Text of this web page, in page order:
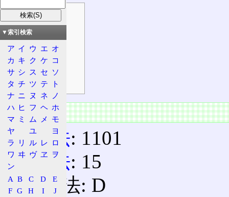
目次
情報
特徴
性質
補足
13に関する語
情報
2進法: 1101
8進法: 15
12進法: D
▼索引検索
ア イ ウ エ オ
カ キ ク ケ コ
サ シ ス セ ソ
タ チ ツ テ
ト
ナ ニ ヌ ネ
ノ
ハ ヒ フ ヘ ホ
マ ミ ム メ
モ
ヤ
ユ
ヨ
ラ
リ ル レ ロ
ワ ヰ ヴ ヱ
ヲ
ン
A B C D
E
F G H I
J